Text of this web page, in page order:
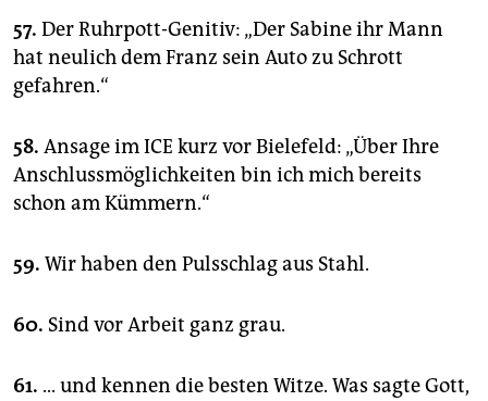
57. Der Ruhrpott-Genitiv: „Der Sabine ihr Mann
hat neulich dem Franz sein Auto zu Schrott
gefahren.“
58. Ansage im ICE kurz vor Bielefeld: „Über Ihre
Anschlussmöglichkeiten bin ich mich bereits
schon am Kümmern.“
59. Wir haben den Pulsschlag aus Stahl.
60. Sind vor Arbeit ganz grau.
61. ... und kennen die besten Witze. Was sagte Gott,